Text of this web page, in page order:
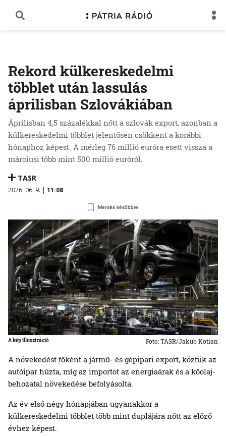
Rekord külkereskedelmi
többlet után lassulás
áprilisban Szlovákiában
Áprilisban 4,5 százalékkal nőtt a szlovák export, azonban a
külkereskedelmi többlet jelentősen csökkent a korábbi
hónaphoz képest. A mérleg 76 millió euróra esett vissza a
márciusi több mint 500 millió euróról.
TASR
2026. 06. 9. | 11:08
Mentés későbbre
A kép illusztráció Foto: TASR/Jakub Kotian
A növekedést főként a jármű- és gépipari export, köztük az
autóipar húzta, míg az importot az energiaárak és a kőolaj-
behozatal növekedése befolyásolta.
Az év első négy hónapjában ugyanakkor a
külkereskedelmi többlet több mint duplájára nőtt az előző
évhez képest.